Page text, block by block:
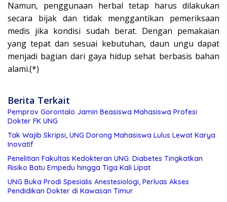
Namun, penggunaan herbal tetap harus dilakukan
secara bijak dan tidak menggantikan pemeriksaan
medis jika kondisi sudah berat. Dengan pemakaian
yang tepat dan sesuai kebutuhan, daun ungu dapat
menjadi bagian dari gaya hidup sehat berbasis bahan
alami.(*)
Berita Terkait
Pemprov Gorontalo Jamin Beasiswa Mahasiswa Profesi
Dokter FK UNG
Tak Wajib Skripsi, UNG Dorong Mahasiswa Lulus Lewat Karya
Inovatif
Penelitian Fakultas Kedokteran UNG: Diabetes Tingkatkan
Risiko Batu Empedu hingga Tiga Kali Lipat
UNG Buka Prodi Spesialis Anestesiologi, Perluas Akses
Pendidikan Dokter di Kawasan Timur